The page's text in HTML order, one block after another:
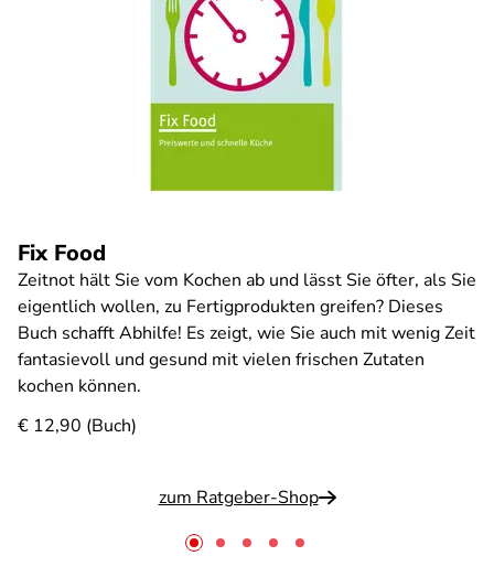
Fix Food
Zeitnot hält Sie vom Kochen ab und lässt Sie öfter, als Sie
eigentlich wollen, zu Fertigprodukten greifen? Dieses
Buch schafft Abhilfe! Es zeigt, wie Sie auch mit wenig Zeit
fantasievoll und gesund mit vielen frischen Zutaten
kochen können.
€ 12,90 (Buch)
zum Ratgeber-Shop